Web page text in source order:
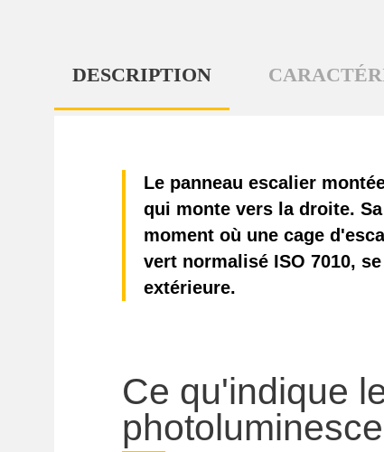
DESCRIPTION
Le panneau escalier
qui monte vers la droite.
moment où une cage
vert normalisé ISO 7010,
extérieure.
Ce qu'indique